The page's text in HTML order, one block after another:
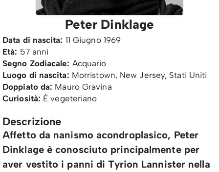
Peter Dinklage
Data di nascita: 11 Giugno 1969
Età: 57 anni
Segno Zodiacale: Acquario
Luogo di nascita: Morristown, New Jersey, Stati Uniti
Doppiato da: Mauro Gravina
Curiosità: È vegeteriano
Descrizione
Affetto da nanismo acondroplasico, Peter
Dinklage è conosciuto principalmente per
aver vestito i panni di Tyrion Lannister nella